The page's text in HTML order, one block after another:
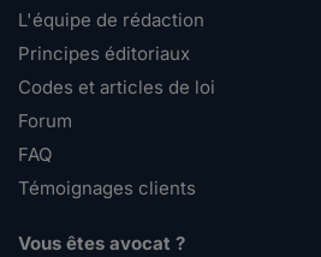
L'équipe de rédaction
Principes éditoriaux
Codes et articles de loi
Forum
FAQ
Témoignages clients
Vous êtes avocat ?